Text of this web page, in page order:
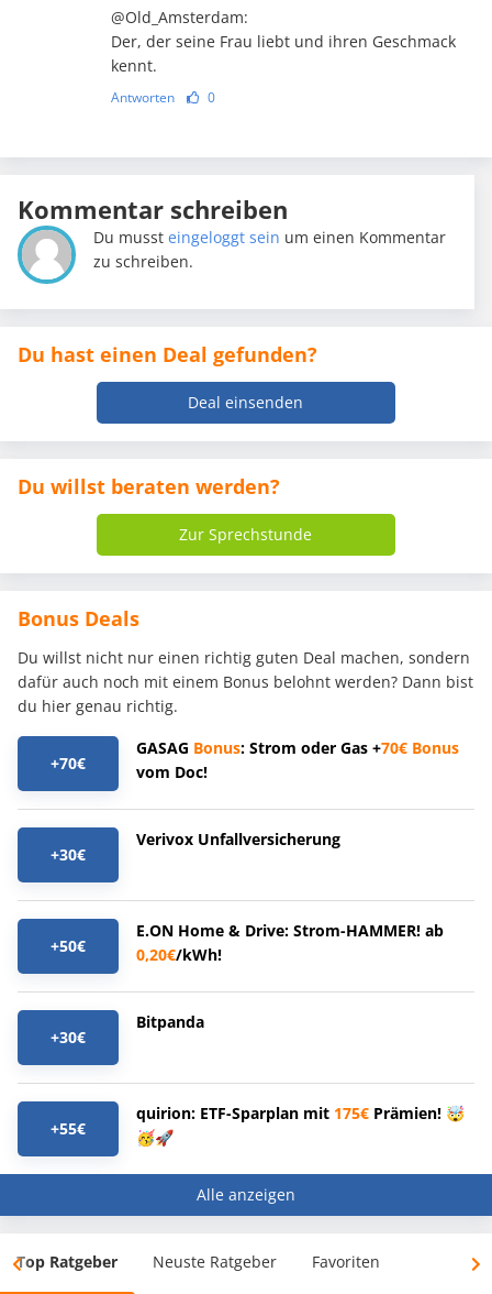
@Old_Amsterdam:
Der, der seine Frau liebt und ihren Geschmack
kennt.
Antworten 0
Kommentar schreiben
Du mussteingeloggt sein um einen Kommentar
zu schreiben.
Du hast einen Deal gefunden?
Deal einsenden
Du willst beraten werden?
Zur Sprechstunde
Bonus Deals
Du willst nicht nur einen richtig guten Deal machen, sondern
dafür auch noch mit einem Bonus belohnt werden? Dann bist
du hier genau richtig.
+70€
GASAG Bonus: Strom oder Gas +70€ Bonus
vom Doc!
+30€
Verivox Unfallversicherung
+50€
E.ON Home & Drive: Strom-HAMMER! ab
0,20€/kWh!
+30€
Bitpanda
+55€
quirion: ETF-Sparplan mit 175€ Prämien! 🤯
🥳🚀
Alle anzeigen
Top Ratgeber Neuste Ratgeber Favoriten